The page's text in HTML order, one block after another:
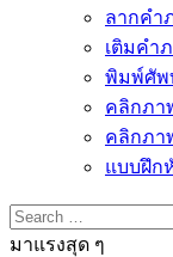
ลากคำ
เติมคำ
พิมพ์ศัพ
คลิกภา
คลิกภา
แบบฝึก
Search
for:
มาแรงสุด ๆ